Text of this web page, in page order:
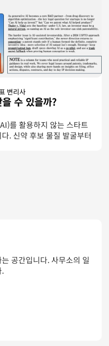
변리사
수 있을까?
를 활용하지 않는 스타트
. 신약 후보 물질 발굴부터
파트너가 되었습니다. 하
생깁니다. “AI가 스스로
공간입니다. 사무소의 일
.